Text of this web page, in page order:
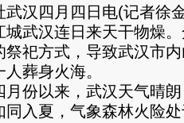
四月四日电(记者徐金
城武汉连日来天干物燥
祭祀方式，导致武汉市
葬身火海。
以来，武汉天气晴朗
同入夏，气象森林火险